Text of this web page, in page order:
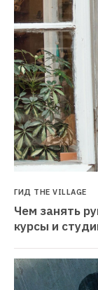
ГИД THE VILLAGE
Чем занять
курсы и